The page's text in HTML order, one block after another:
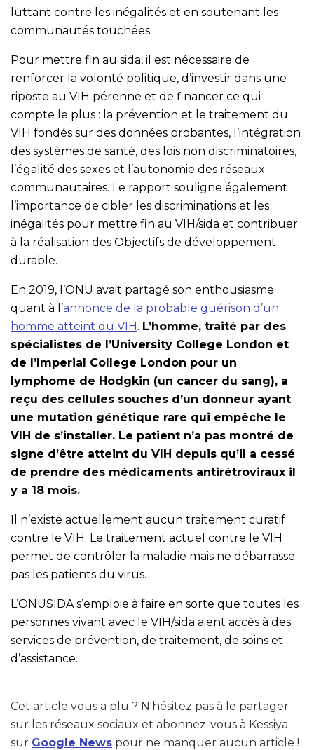
luttant contre les inégalités et en soutenant les
communautés touchées.
Pour mettre fin au sida, il est nécessaire de
renforcer la volonté politique, d’investir dans une
riposte au VIH pérenne et de financer ce qui
compte le plus : la prévention et le traitement du
VIH fondés sur des données probantes, l’intégration
des systèmes de santé, des lois non discriminatoires,
l’égalité des sexes et l’autonomie des réseaux
communautaires. Le rapport souligne également
l’importance de cibler les discriminations et les
inégalités pour mettre fin au VIH/sida et contribuer
à la réalisation des Objectifs de développement
durable.
En 2019, l’ONU avait partagé son enthousiasme
quant à l’annonce de la probable guérison d’un
homme atteint du VIH. L’homme, traité par des
spécialistes de l’University College London et
de l’Imperial College London pour un
lymphome de Hodgkin (un cancer du sang), a
reçu des cellules souches d’un donneur ayant
une mutation génétique rare qui empêche le
VIH de s’installer. Le patient n’a pas montré de
signe d’être atteint du VIH depuis qu’il a cessé
de prendre des médicaments antirétroviraux il
y a 18 mois.
Il n’existe actuellement aucun traitement curatif
contre le VIH. Le traitement actuel contre le VIH
permet de contrôler la maladie mais ne débarrasse
pas les patients du virus.
L’ONUSIDA s’emploie à faire en sorte que toutes les
personnes vivant avec le VIH/sida aient accès à des
services de prévention, de traitement, de soins et
d’assistance.
Cet article vous a plu ? N'hésitez pas à le partager
sur les réseaux sociaux et abonnez-vous à Kessiya
sur Google News pour ne manquer aucun article !